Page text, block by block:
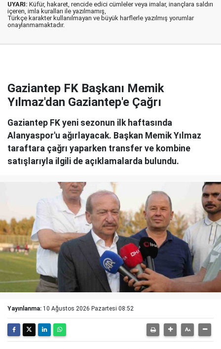
UYARI: Küfür, hakaret, rencide edici cümleler veya imalar, inançlara saldırı
içeren, imla kuralları ile yazılmamış,
Türkçe karakter kullanılmayan ve büyük harflerle yazılmış yorumlar
onaylanmamaktadır.
Gaziantep FK Başkanı Memik
Yılmaz'dan Gaziantep'e Çağrı
Gaziantep FK yeni sezonun ilk haftasında
Alanyaspor'u ağırlayacak. Başkan Memik Yılmaz
taraftara çağrı yaparken transfer ve kombine
satışlarıyla ilgili de açıklamalarda bulundu.
Yayınlanma: 10 Ağustos 2026 Pazartesi 08:52